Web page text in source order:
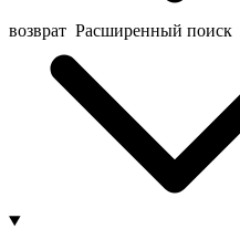
возврат Расширенный поиск